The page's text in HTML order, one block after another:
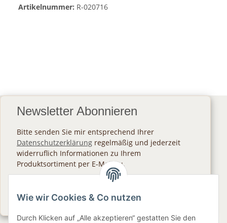
Artikelnummer: R-020716
Newsletter Abonnieren
Bitte senden Sie mir entsprechend Ihrer
Datenschutzerklärung regelmäßig und jederzeit
widerruflich Informationen zu Ihrem
Produktsortiment per E-Mail zu.
Newsletter Abonnieren
Wie wir Cookies & Co nutzen
Durch Klicken auf „Alle akzeptieren“ gestatten Sie den